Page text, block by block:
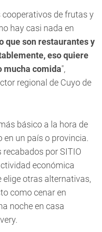
de frutas y
hay casi nada en
que son restaurantes y
eso quiere
mucha comida",
regional de Cuyo de
básico a la hora de
un país o provincia.
por SITIO
económica
elige otras alternativas,
como cenar en
noche en casa